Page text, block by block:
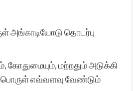
அங்காடியோடு தொடர்பு
கோதுமையும், மற்றதும் அடுக்கி
பொருள் எவ்வளவு வேண்டும்இரா.கலைச்செல்வி